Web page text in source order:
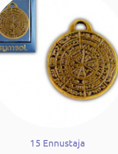
15 Ennustaja